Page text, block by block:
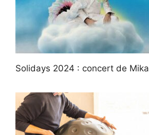
Solidays 2024 : concert de Mika